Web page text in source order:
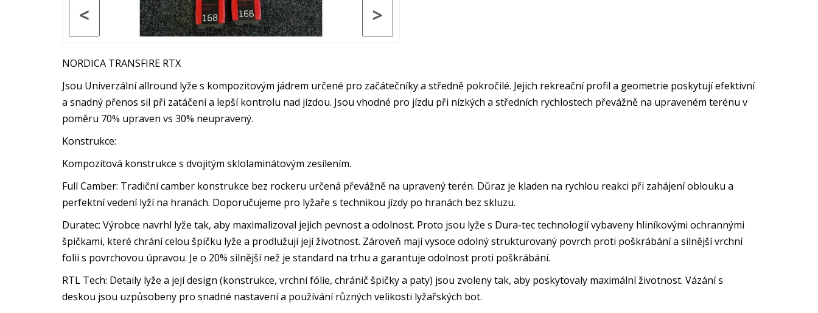
>
<
NORDICA TRANSFIRE RTX
Jsou Univerzální allround lyže s kompozitovým jádrem určené pro začátečníky a středně pokročilé. Jejich rekreační profil a geometrie poskytují efektivní
a snadný přenos sil při zatáčení a lepší kontrolu nad jízdou. Jsou vhodné pro jízdu při nízkých a středních rychlostech převážně na upraveném terénu v
poměru 70% upraven vs 30% neupravený.
Konstrukce:
Kompozitová konstrukce s dvojitým sklolaminátovým zesílením.
Full Camber: Tradiční camber konstrukce bez rockeru určená převážně na upravený terén. Důraz je kladen na rychlou reakci při zahájení oblouku a
perfektní vedení lyží na hranách. Doporučujeme pro lyžaře s technikou jízdy po hranách bez skluzu.
Duratec: Výrobce navrhl lyže tak, aby maximalizoval jejich pevnost a odolnost. Proto jsou lyže s Dura-tec technologií vybaveny hliníkovými ochrannými
špičkami, které chrání celou špičku lyže a prodlužují její životnost. Zároveň mají vysoce odolný strukturovaný povrch proti poškrábání a silnější vrchní
folii s povrchovou úpravou. Je o 20% silnější než je standard na trhu a garantuje odolnost proti poškrábání.
RTL Tech: Detaily lyže a její design (konstrukce, vrchní fólie, chránič špičky a paty) jsou zvoleny tak, aby poskytovaly maximální životnost. Vázání s
deskou jsou uzpůsobeny pro snadné nastavení a používání různých velikosti lyžařských bot.